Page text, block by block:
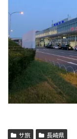
サ旅 長崎県